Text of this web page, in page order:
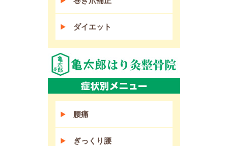
ダイエット
腰痛
ぎっくり腰